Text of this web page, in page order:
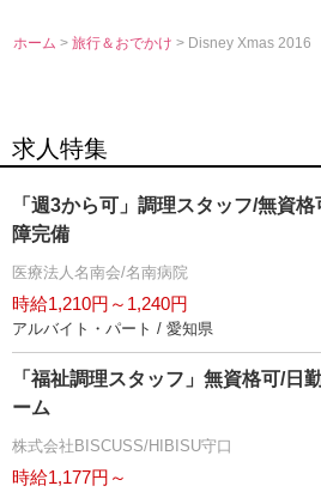
ホーム >旅行＆おでかけ> Disney Xmas 2016
求人特集
「週3から可」調理スタッフ/無資
障完備
医療法人名南会/名南病院
時給1,210円～1,240円
アルバイト・パート / 愛知県
「福祉調理スタッフ」無資格可/日
ーム
株式会社BISCUSS/HIBISU守口
時給1,177円～